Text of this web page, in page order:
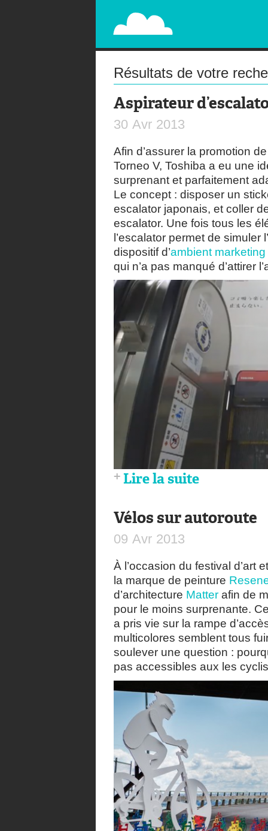
PAPERPLANE
STREET, AMBIENT, GUÉRILLA MARKETING
Résultats de votre
Aspirateur
30 Avr 2013
Afin d’assurer la promotion
Torneo V, Toshiba a eu une
surprenant et parfaitement
Le concept : disposer un
escalator japonais, et coller
escalator. Une fois tous les
l’escalator permet de
dispositif d’ambient marketing
qui n’a pas manqué d’attirer
Lire la suite
Vélos sur autoroute
09 Avr 2013
À l’occasion du festival d’art
la marque de peinture
d’architecture Matter afin de
pour le moins surprenante.
a pris vie sur la rampe
multicolores semblent tous
soulever une question :
pas accessibles aux les